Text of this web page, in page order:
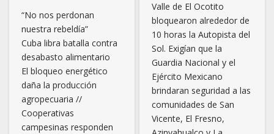
“No nos perdonan
nuestra rebeldía”
Cuba libra batalla contra
desabasto alimentario
El bloqueo energético
daña la producción
agropecuaria //
Cooperativas
campesinas responden
Valle de El Ocotito
bloquearon alrededor de
10 horas la Autopista del
Sol. Exigían que la
Guardia Nacional y el
Ejército Mexicano
brindaran seguridad a las
comunidades de San
Vicente, El Fresno,